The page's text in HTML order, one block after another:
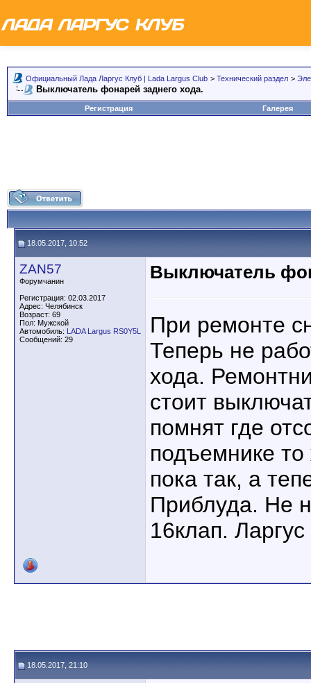
Официальный Лада Ларгус Клуб | Lada Largus Club > Технический раздел >
Выключатель фонарей заднего хода.
Регистрация Галерея
18.05.2017, 10:52
ZAN57
Форумчанин
Регистрация: 02.03.2017
Адрес: Челябинск
Возраст: 69
Пол: Мужской
Автомобиль: LADA Largus RS0Y5L
Сообщений: 29
Выключатель
При ремонте
Теперь не
хода.
стоит
помнят где
подъемнике
пока так, а
Приблуда. Не
16клап.
18.05.2017, 21:10